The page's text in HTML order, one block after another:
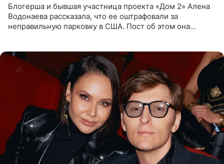
Блогерша и бывшая участница проекта «Дом 2» Алена
Водонаева рассказала, что ее оштрафовали за
неправильную парковку в США. Пост об этом она